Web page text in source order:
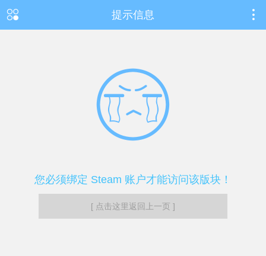
提示信息
您必须绑定 Steam 账户才能访问该版块！
[ 点击这里返回上一页 ]